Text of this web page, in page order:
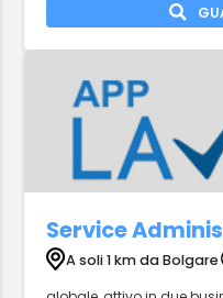
Service
A soli 1 km da Bolgare